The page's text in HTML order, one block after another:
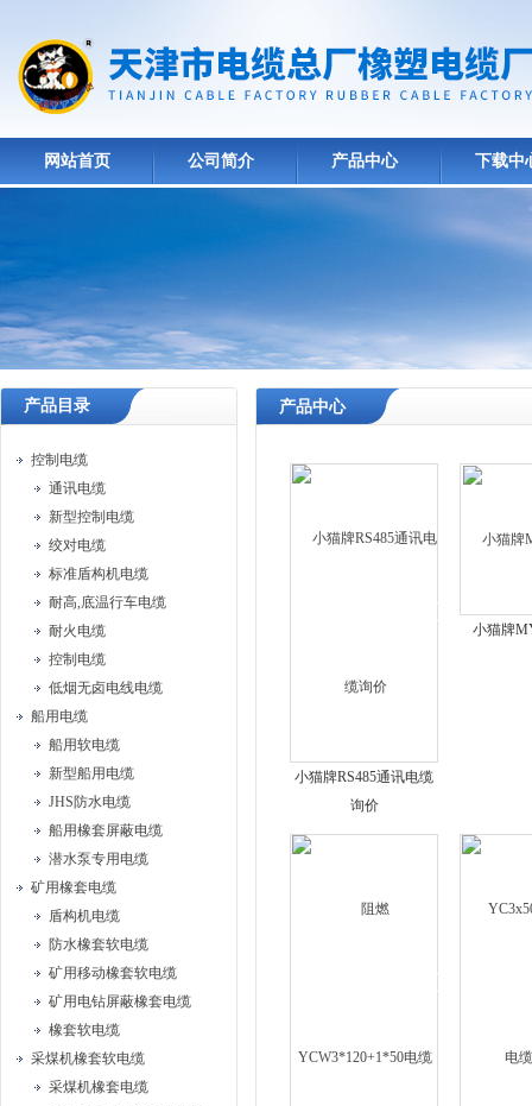
网站首页 公司简介 产品中心 下载中
产品目录
控制电缆
通讯电缆
新型控制电缆
绞对电缆
标准盾构机电缆
耐高,底温行车电缆
耐火电缆
控制电缆
低烟无卤电线电缆
船用电缆
船用软电缆
新型船用电缆
JHS防水电缆
船用橡套屏蔽电缆
潜水泵专用电缆
矿用橡套电缆
盾构机电缆
防水橡套软电缆
矿用移动橡套软电缆
矿用电钻屏蔽橡套电缆
橡套软电缆
采煤机橡套软电缆
采煤机橡套电缆
产品中心
小猫牌RS485通讯电缆
询价
小猫牌